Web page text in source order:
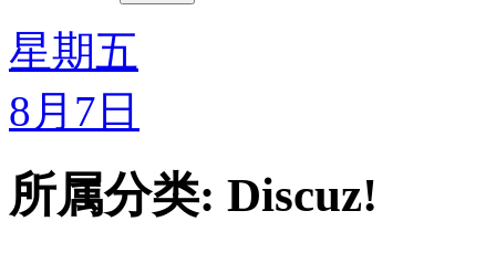
星期五
8月7日
所属分类: Discuz!